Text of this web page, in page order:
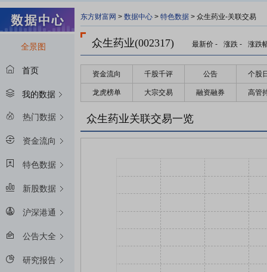
全景图
首页
我的数据
热门数据
资金流向
特色数据
新股数据
沪深港通
公告大全
研究报告
东方财富网 > 数据中心 > 特色数据 > 众生药业-关联交易
众生药业(002317) 最新价 - 涨跌 - 涨跌
资金流向 千股千评 公告 个股
龙虎榜单 大宗交易 融资融券 高管
众生药业关联交易一览